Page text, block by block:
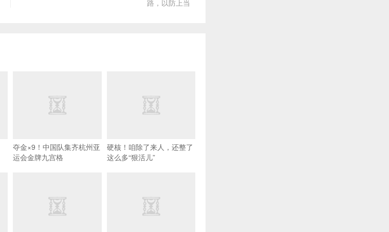
路，以防上当
夺金×9！中国队集齐杭州亚
运会金牌九宫格
硬核！咱除了来人，还整了
这么多“狠活儿”